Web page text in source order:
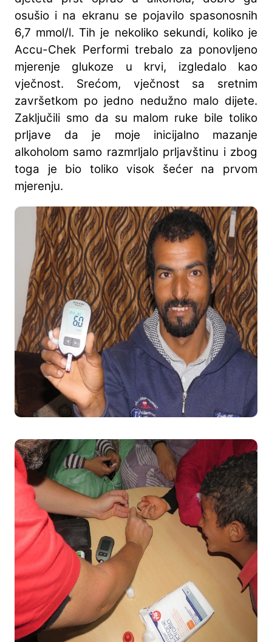
osušio i na ekranu se pojavilo spasonosnih
6,7 mmol/l. Tih je nekoliko sekundi, koliko je
Accu-Chek Performi trebalo za ponovljeno
mjerenje glukoze u krvi, izgledalo kao
vječnost. Srećom, vječnost sa sretnim
završetkom po jedno nedužno malo dijete.
Zaključili smo da su malom ruke bile toliko
prljave da je moje inicijalno mazanje
alkoholom samo razmrljalo prljavštinu i zbog
toga je bio toliko visok šećer na prvom
mjerenju.